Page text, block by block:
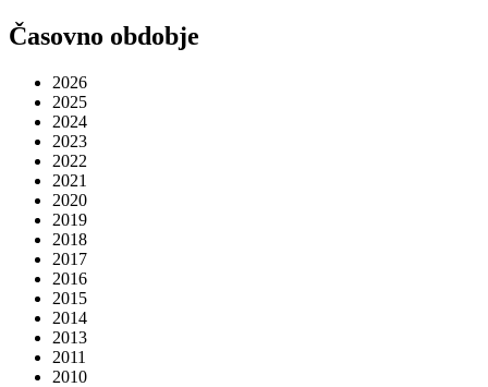
Časovno obdobje
2026
2025
2024
2023
2022
2021
2020
2019
2018
2017
2016
2015
2014
2013
2011
2010